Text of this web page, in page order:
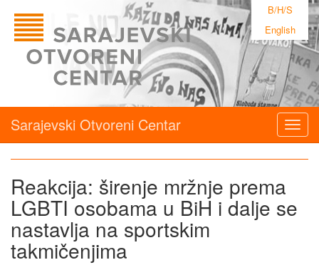
B/H/S
English
Sarajevski Otvoreni Centar
Reakcija: širenje mržnje prema
LGBTI osobama u BiH i dalje se
nastavlja na sportskim
takmičenjima